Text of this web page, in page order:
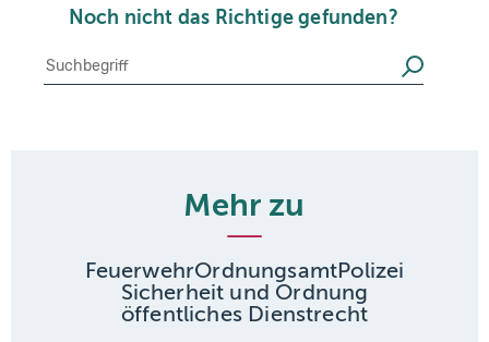
Noch nicht das Richtige gefunden?
Suche Suchen
Mehr zu
FeuerwehrOrdnungsamtPolizei
Sicherheit und Ordnung
öffentliches Dienstrecht